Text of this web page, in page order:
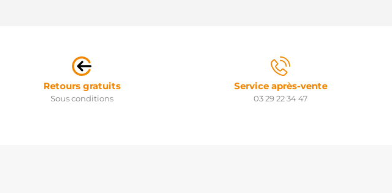
Retours gratuits
Sous conditions
Service après-vente
03 29 22 34 47